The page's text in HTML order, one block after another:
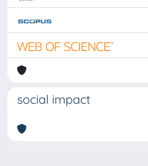
social impact